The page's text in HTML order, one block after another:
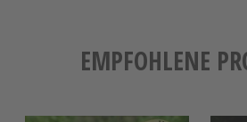
EMPFOHLENE